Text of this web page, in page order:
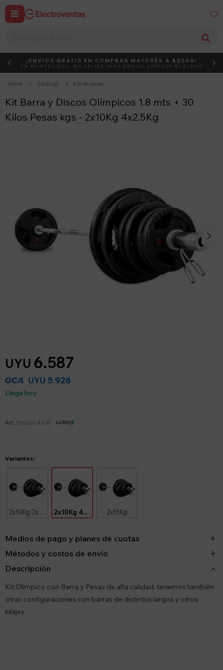
 
DEBUT ACTIVÁ EL CÓDIGO
¡ENVÍOS GRATIS EN COMPRAS MAYORES A $2000!
EN MONTEVIDEO, NO APLICA PARA ENVÍOS EXPRESS NI FLASH
Home Catálogo Kits de pesas
Kit Barra y Discos Olímpicos 1.8 mts + 30
Kilos Pesas kgs - 2x10Kg 4x2.5Kg
UYU 6.587
UYU 5.928
Llega hoy
fitness43-B
Variantes:
2x10Kg 2x5Kg 2x10Kg 4x2.5Kg 2x15Kg
Medios de pago y planes de cuotas
Métodos y costos de envío
Descripción
Kit Olimpico con Barra y Pesas de alta calidad, tenemos también
otras configuraciones con barras de distintos largos y otros
kilajes.